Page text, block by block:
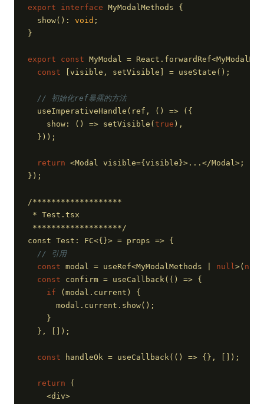
export interface MyModalMethods {
  show():
void ;
}
export const MyModal =
const [visible, setVisible] = useState( );
// 初始化ref暴露的方法
  useImperativeHandle(
ref, ( ) => ( {
    show: (
) => setVisible( true ),
  }
) );
return <Modal visible={visible}>...</Modal>;
} );
/*******************
* Test . tsx
*******************/
const Test : FC<{}> = props => {
// 引用
const modal = useRef<MyModalMethods | null>( null
const confirm = useCallback( () => {
if (modal.current) {
      modal.current.show();
    }
  }, []);
const handleOk = useCallback( () => {}, []);
return (
    <div>